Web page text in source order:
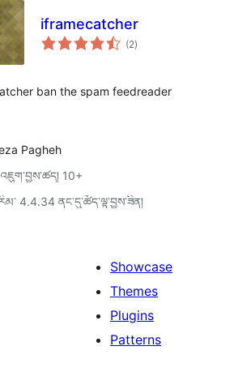
iframecatcher
(2གདེང་
འཇོག་
)
ban the spam feedreader
Pagheh
10+
4.4.34 ནང་དུ་ཚོད་ལྟ་བྱས་ཟིན།
Showcase
Themes
Plugins
Patterns